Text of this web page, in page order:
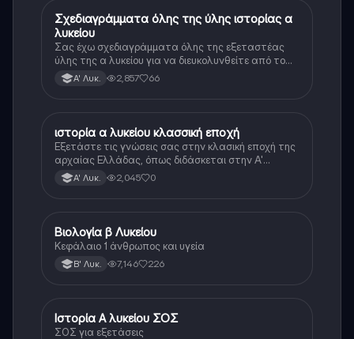
Ιστορία
Σχεδιαγράμματα όλης της ύλης ιστορίας α
λυκείου
Σας έχω σχεδιαγράμματα όλης της εξεταστέας
ύλης της α λυκείου για να διευκολυνθείτε από το
τεράστιο βάρος του βιβλίου
Α' Λυκ. 2,857 66
Ιστορία
ιστορία α λυκείου κλασσική εποχή
Εξετάστε τις γνώσεις σας στην κλασική εποχή της
αρχαίας Ελλάδας, όπως διδάσκεται στην Α'
Λυκείου.Α' Λυκ. 2,045 0
Βιολογία
Βιολογία β Λυκείου
Κεφάλαιο 1 άνθρωπος και υγεία
Β' Λυκ. 7,146 226
Ιστορία
Ιστορία Α λυκείου ΣΟΣ
ΣΟΣ για εξετάσεις